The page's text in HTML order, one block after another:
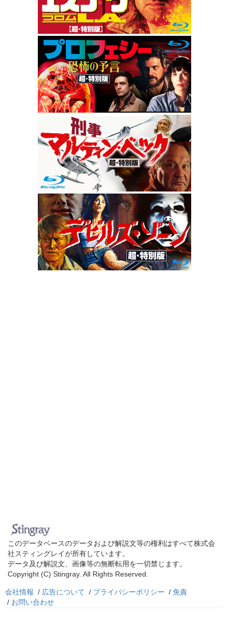
このデータベースのデータおよび解説文等の権利はすべて株式会
社スティングレイが所有しています。
データ及び解説文、画像等の無断転用を一切禁じます。
Copyright (C) Stingray. All Rights Reserved.
会社情報 / 広告について / プライバシーポリシー / 免責
/ お問い合わせ